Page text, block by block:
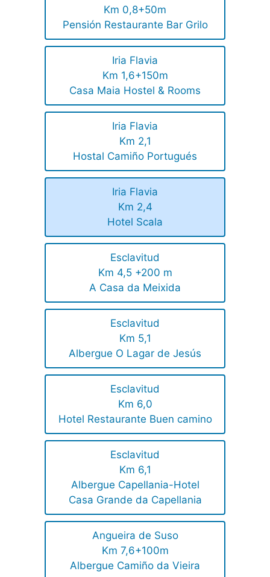
Km 0,8+50m
Pensión Restaurante Bar Grilo
Iria Flavia
Km 1,6+150m
Casa Maia Hostel & Rooms
Iria Flavia
Km 2,1
Hostal Camiño Portugués
Iria Flavia
Km 2,4
Hotel Scala
Esclavitud
Km 4,5 +200 m
A Casa da Meixida
Esclavitud
Km 5,1
Albergue O Lagar de Jesús
Esclavitud
Km 6,0
Hotel Restaurante Buen camino
Esclavitud
Km 6,1
Albergue Capellania-Hotel
Casa Grande da Capellania
Angueira de Suso
Km 7,6+100m
Albergue Camiño da Vieira